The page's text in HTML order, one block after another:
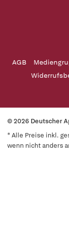
AGB
© 2026 Deutscher
* Alle Preise inkl.
wenn nicht anders